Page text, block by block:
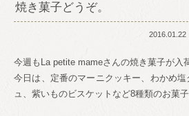
焼き菓子どうぞ。
2016.01.22
今週もLa petite mameさんの焼き菓子が入
今日は、定番のマーニクッキー、わかめ
ュ、紫いものビスケットなど8種類のお菓子